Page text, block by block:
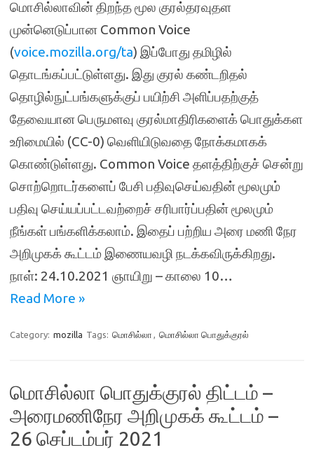
மொசில்லாவின் திறந்த மூல குரல்தரவுதள
முன்னெடுப்பான Common Voice
(voice.mozilla.org/ta) இப்போது தமிழில்
தொடங்கப்பட்டுள்ளது. இது குரல் கண்டறிதல்
தொழில்நுட்பங்களுக்குப் பயிற்சி அளிப்பதற்குத்
தேவையான பெருமளவு குரல்மாதிரிகளைக் பொதுக்கள
உரிமையில் (CC-0) வெளியிடுவதை நோக்கமாகக்
கொண்டுள்ளது. Common Voice தளத்திற்குச் சென்று
சொற்றொடர்களைப் பேசி பதிவுசெய்வதின் மூலமும்
பதிவு செய்யப்பட்டவற்றைச் சரிபார்ப்பதின் மூலமும்
நீங்கள் பங்களிக்கலாம். இதைப் பற்றிய அரை மணி நேர
அறிமுகக் கூட்டம் இணையவழி நடக்கவிருக்கிறது.
நாள்: 24.10.2021 ஞாயிறு – காலை 10…
Read More »
Category: mozilla Tags: மொசில்லா , மொசில்லா பொதுக்குரல்
மொசில்லா பொதுக்குரல் திட்டம் –
அரைமணிநேர அறிமுகக் கூட்டம் –
26 செப்டம்பர் 2021